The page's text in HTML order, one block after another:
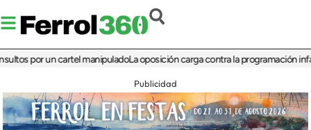
por un cartel manipuladoLa oposición carga contra la programación infantil
Publicidad